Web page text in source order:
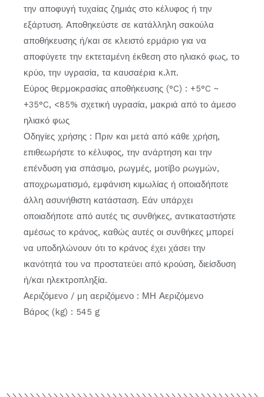
την αποφυγή τυχαίας ζημιάς στο κέλυφος ή την
εξάρτυση. Αποθηκεύστε σε κατάλληλη σακούλα
αποθήκευσης ή/και σε κλειστό ερμάριο για να
αποφύγετε την εκτεταμένη έκθεση στο ηλιακό φως, το
κρύο, την υγρασία, τα καυσαέρια κ.λπ.
Εύρος θερμοκρασίας αποθήκευσης (°C) : +5°C ~
+35°C, <85% σχετική υγρασία, μακριά από το άμεσο
ηλιακό φως
Οδηγίες χρήσης : Πριν και μετά από κάθε χρήση,
επιθεωρήστε το κέλυφος, την ανάρτηση και την
επένδυση για σπάσιμο, ρωγμές, μοτίβο ρωγμών,
αποχρωματισμό, εμφάνιση κιμωλίας ή οποιαδήποτε
άλλη ασυνήθιστη κατάσταση. Εάν υπάρχει
οποιαδήποτε από αυτές τις συνθήκες, αντικαταστήστε
αμέσως το κράνος, καθώς αυτές οι συνθήκες μπορεί
να υποδηλώνουν ότι το κράνος έχει χάσει την
ικανότητά του να προστατεύει από κρούση, διείσδυση
ή/και ηλεκτροπληξία.
Αεριζόμενο / μη αεριζόμενο : ΜΗ Αεριζόμενο
Βάρος (kg) : 545 g